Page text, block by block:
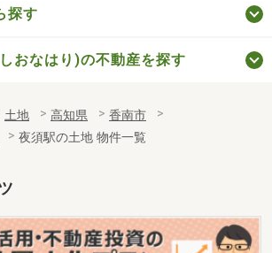
探す
おなはり)の不動産を探す
土地 高知県
香南市
夜須駅の土地 物件一覧